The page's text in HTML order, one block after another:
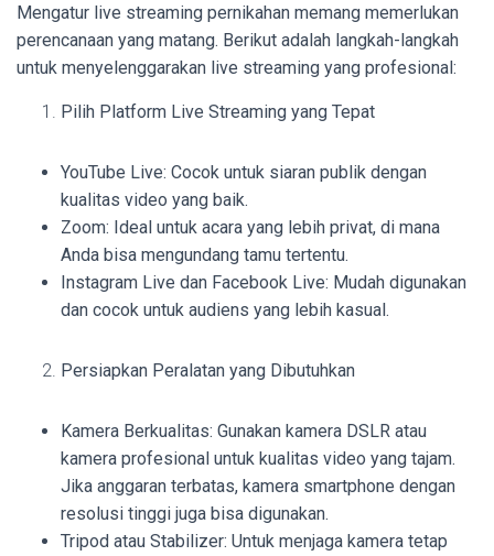
Mengatur live streaming pernikahan memang memerlukan
perencanaan yang matang. Berikut adalah langkah-langkah
untuk menyelenggarakan live streaming yang profesional:
Pilih Platform Live Streaming yang Tepat
YouTube Live: Cocok untuk siaran publik dengan
kualitas video yang baik.
Zoom: Ideal untuk acara yang lebih privat, di mana
Anda bisa mengundang tamu tertentu.
Instagram Live dan Facebook Live: Mudah digunakan
dan cocok untuk audiens yang lebih kasual.
Persiapkan Peralatan yang Dibutuhkan
Kamera Berkualitas: Gunakan kamera DSLR atau
kamera profesional untuk kualitas video yang tajam.
Jika anggaran terbatas, kamera smartphone dengan
resolusi tinggi juga bisa digunakan.
Tripod atau Stabilizer: Untuk menjaga kamera tetap